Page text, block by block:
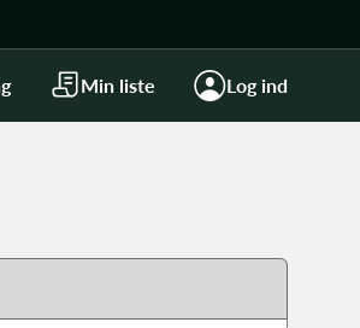
Min liste Log ind